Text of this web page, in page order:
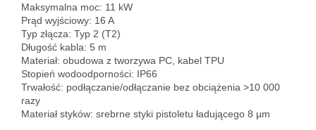
Maksymalna moc: 11 kW
Prąd wyjściowy: 16 A
Typ złącza: Typ 2 (T2)
Długość kabla: 5 m
Materiał: obudowa z tworzywa PC, kabel TPU
Stopień wodoodporności: IP66
Trwałość: podłączanie/odłączanie bez obciążenia >10 000
razy
Materiał styków: srebrne styki pistoletu ładującego 8 µm